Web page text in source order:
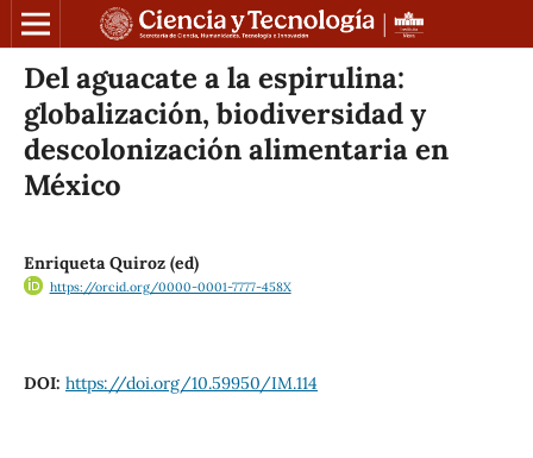
Del aguacate a la espirulina:
globalización, biodiversidad y
descolonización alimentaria en
México
Enriqueta Quiroz (ed)
https://orcid.org/0000-0001-7777-458X
DOI: https://doi.org/10.59950/IM.114